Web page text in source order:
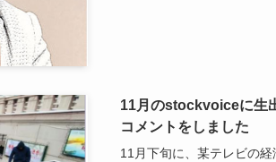
11月のstockvoiceに生
コメントをしました
11月下旬に、某テレビの